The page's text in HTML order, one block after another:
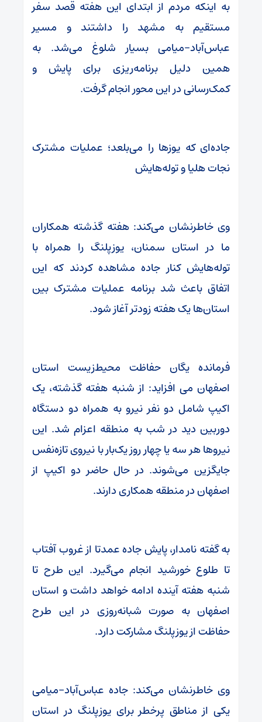
به اینکه مردم از ابتدای این هفته قصد سفر
مستقیم به مشهد را داشتند و مسیر
عباس‌آباد-میامی بسیار شلوغ می‌شد. به
همین دلیل برنامه‌ریزی برای پایش و
کمک‌رسانی در این محور انجام گرفت.
جاده‌ای که یوزها را می‌بلعد؛ عملیات مشترک
نجات هلیا و توله‌هایش
وی خاطرنشان می‌کند: هفته گذشته همکاران
ما در استان سمنان، یوزپلنگ را همراه با
توله‌هایش کنار جاده مشاهده کردند که این
اتفاق باعث شد برنامه عملیات مشترک بین
استان‌ها یک هفته زودتر آغاز شود.
فرمانده یگان حفاظت محیط‌زیست استان
اصفهان می افزاید: از شنبه هفته گذشته، یک
اکیپ شامل دو نفر نیرو به همراه دو دستگاه
دوربین دید در شب به منطقه اعزام شد. این
نیروها هر سه یا چهار روز یک‌بار با نیروی تازه‌نفس
جایگزین می‌شوند. در حال حاضر دو اکیپ از
اصفهان در منطقه همکاری دارند.
به گفته نامدار، پایش جاده عمدتا از غروب آفتاب
تا طلوع خورشید انجام می‌گیرد. این طرح تا
شنبه هفته آینده ادامه خواهد داشت و استان
اصفهان به صورت شبانه‌روزی در این طرح
حفاظت از یوزپلنگ مشارکت دارد.
وی خاطرنشان می‌کند: جاده عباس‌آباد-میامی
یکی از مناطق پرخطر برای یوزپلنگ در استان